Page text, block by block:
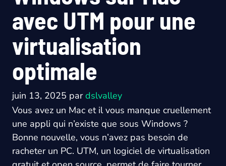
avec UTM pour une
virtualisation
optimale
juin 13, 2025 pardslvalley
Vous avez un Mac et il vous manque cruellement
une appli qui n’existe que sous Windows ?
Bonne nouvelle, vous n’avez pas besoin de
racheter un PC. UTM, un logiciel de virtualisation